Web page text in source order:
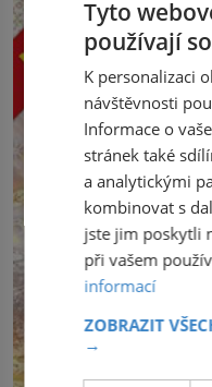
Tyto
používají
K personalizaci
návštěvnosti
Informace o
stránek také
a analytickými
kombinovat s
jste jim poskytli
při vašem
informací
ZOBRAZIT
→